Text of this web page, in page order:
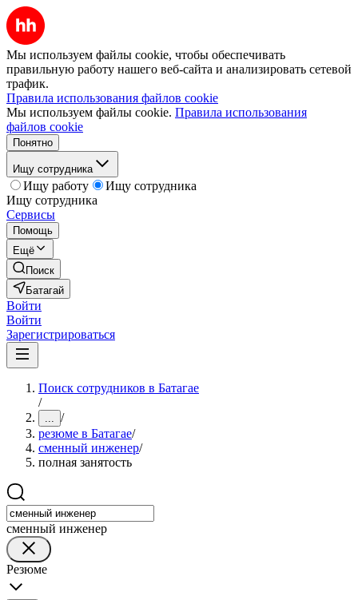
Мы используем файлы cookie, чтобы обеспечивать
правильную работу нашего веб-сайта и анализировать сетевой
трафик.
Правила использования файлов cookie
Мы используем файлы cookie. Правила использования
файлов cookie
Понятно
Ищу сотрудника
Ищу работу
Ищу сотрудника
Ищу сотрудника
Сервисы
Помощь
Ещё
Поиск
Батагай
Войти
Войти
Зарегистрироваться
Поиск сотрудников в Батагае
/
... /
резюме в Батагае/
сменный инженер/
полная занятость
сменный инженер
Резюме